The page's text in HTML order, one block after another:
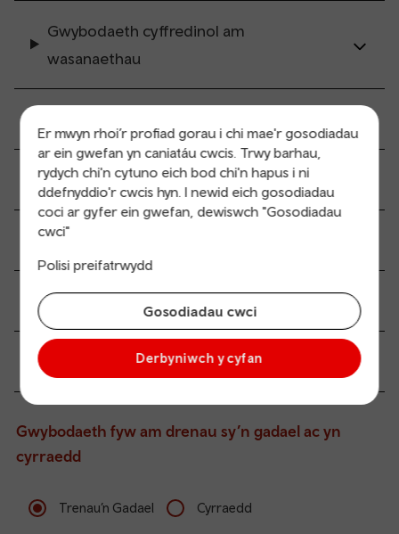
Er mwyn rhoi’r profiad gorau i chi mae'r gosodiadau
ar ein gwefan yn caniatáu cwcis. Trwy barhau,
rydych chi'n cytuno eich bod chi'n hapus i ni
ddefnyddio'r cwcis hyn. I newid eich gosodiadau
coci ar gyfer ein gwefan, dewiswch "Gosodiadau
cwci"
Polisi preifatrwydd
Gosodiadau cwci
Derbyniwch y cyfan
Gwybodaeth cyffredinol am
wasanaethau
Holl gyfleuterau’r orsaf
Dolenni trafnidiaeth
Gwybodaeth i gwsmeriad
Gwybodaeth fyw am drenau sy’n gadael ac yn
cyrraedd
Trenau’n Gadael Cyrraedd